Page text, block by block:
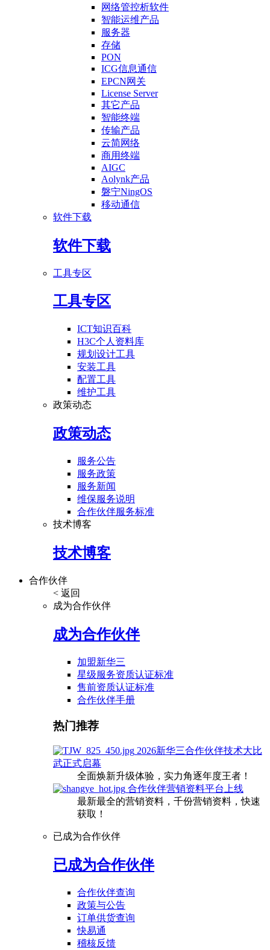
网络管控析软件
智能运维产品
服务器
存储
PON
ICG信息通信
EPCN网关
License Server
其它产品
智能终端
传输产品
云简网络
商用终端
AIGC
Aolynk产品
磐宁NingOS
移动通信
软件下载
软件下载
工具专区
工具专区
ICT知识百科
H3C个人资料库
规划设计工具
安装工具
配置工具
维护工具
政策动态
政策动态
服务公告
服务政策
服务新闻
维保服务说明
合作伙伴服务标准
技术博客
技术博客
合作伙伴
< 返回
成为合作伙伴
成为合作伙伴
加盟新华三
星级服务资质认证标准
售前资质认证标准
合作伙伴手册
热门推荐
2026新华三合作伙伴技术大比
武正式启幕
全面焕新升级体验，实力角逐年度王者！
合作伙伴营销资料平台上线
最新最全的营销资料，千份营销资料，快速
获取！
已成为合作伙伴
已成为合作伙伴
合作伙伴查询
政策与公告
订单供货查询
快易通
稽核反馈